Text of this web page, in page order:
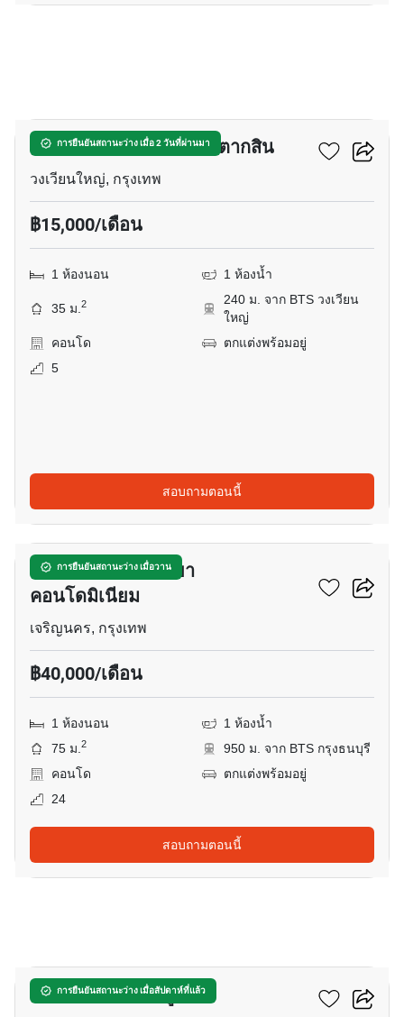
การยืนยันสถานะว่าง เมื่อ 2 วันที่ผ่านมา
เดอะ วีว่า คอนโด สาทร-ตากสิน
วงเวียนใหญ่, กรุงเทพ
฿15,000/เดือน
1 ห้องนอน 1 ห้องน้ำ
35 ม.2
240 ม. จาก BTS วงเวียน
ใหญ่
คอนโด
ตกแต่งพร้อมอยู่
5
สอบถามตอนนี้
การยืนยันสถานะว่าง เมื่อวาน
16
บ้าน สาทร เจ้าพระยา
คอนโดมิเนียม
เจริญนคร, กรุงเทพ
฿40,000/เดือน
1 ห้องนอน
1 ห้องน้ำ
75 ม.2
950 ม. จาก BTS กรุงธนบุรี
คอนโด
ตกแต่งพร้อมอยู่
24
สอบถามตอนนี้
การยืนยันสถานะว่าง เมื่อสัปดาห์ที่แล้ว
เออบาโน่ แอปโซลูท